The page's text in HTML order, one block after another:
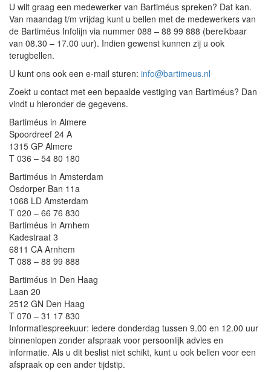
U wilt graag een medewerker van Bartiméus spreken? Dat kan.
Van maandag t/m vrijdag kunt u bellen met de medewerkers van
de Bartiméus Infolijn via nummer 088 – 88 99 888 (bereikbaar
van 08.30 – 17.00 uur). Indien gewenst kunnen zij u ook
terugbellen.
U kunt ons ook een e-mail sturen: info@bartimeus.nl
Zoekt u contact met een bepaalde vestiging van Bartiméus? Dan
vindt u hieronder de gegevens.
Bartiméus in Almere
Spoordreef 24 A
1315 GP Almere
T 036 – 54 80 180
Bartiméus in Amsterdam
Osdorper Ban 11a
1068 LD Amsterdam
T 020 – 66 76 830
Bartiméus in Arnhem
Kadestraat 3
6811 CA Arnhem
T 088 – 88 99 888
Bartiméus in Den Haag
Laan 20
2512 GN Den Haag
T 070 – 31 17 830
Informatiespreekuur: iedere donderdag tussen 9.00 en 12.00 uur
binnenlopen zonder afspraak voor persoonlijk advies en
informatie. Als u dit beslist niet schikt, kunt u ook bellen voor een
afspraak op een ander tijdstip.